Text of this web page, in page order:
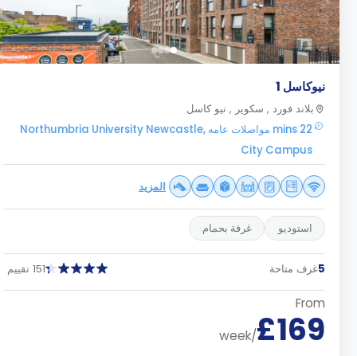
نيوكاسل 1
بلاند فورد , سكوير , نيو كاسل
22 mins مواصلات عامه Northumbria University Newcastle,
City Campus
المزيد
استوديو غرفة بحمام
غرف متاحة 151 تقييم
From
£169
/week